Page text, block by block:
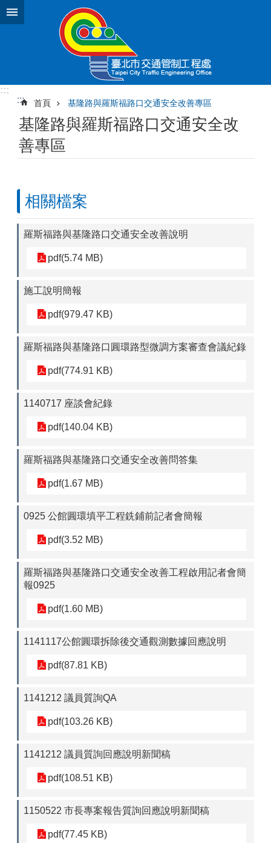
跳到主要內容區塊
:::
:::
首頁 基隆路與羅斯福路口交通安全改善專區
基隆路與羅斯福路口交通安全改
善專區
相關檔案
羅斯福路與基隆路口交通安全改善說明
pdf(5.74 MB)
施工說明簡報
pdf(979.47 KB)
羅斯福路與基隆路口圓環路型微調方案審查會議紀錄
pdf(774.91 KB)
1140717 座談會紀錄
pdf(140.04 KB)
羅斯福路與基隆路口交通安全改善問答集
pdf(1.67 MB)
0925 公館圓環填平工程銑鋪前記者會簡報
pdf(3.52 MB)
羅斯福路與基隆路口交通安全改善工程啟用記者會簡
報0925
pdf(1.60 MB)
1141117公館圓環拆除後交通觀測數據回應說明
pdf(87.81 KB)
1141212 議員質詢QA
pdf(103.26 KB)
1141212 議員質詢回應說明新聞稿
pdf(108.51 KB)
1150522 市長專案報告質詢回應說明新聞稿
pdf(77.45 KB)